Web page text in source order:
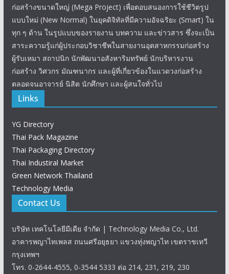
ก่อสร้างขนาดใหญ่ (Mega Project) เพื่อตอบสนองการใช้ชีวิตรูป
แบบใหม่ (New Normal) ในยุคดิจิทัลที่มีความอัจฉริยะ (Smart) ใน
ทุก ๆ ด้าน ในรูปแบบของรายงาน บทความ และข่าวสาร ซึ่งจะเป็น
สาระความรู้แก่ผู้ประกอบวิชาชีพในสายงานอุตสาหกรรมก่อสร้าง
ผู้รับเหมา สถาปนิก นักพัฒนาอสังหาริมทรัพย์ นักบริหารงาน
ก่อสร้าง วิศวกร มัณฑนากร และผู้ที่เกี่ยวข้องในแวดวงก่อสร้าง
ตลอดจนอาจารย์ นิสิต นักศึกษา และผู้สนใจทั่วไป
Links
YG Directory
Thai Pack Magazine
Thai Packaging Directory
Thai Industiral Market
Green Network Thailand
Technology Media
Contact Us
บริษัท เทคโนโลยีมีเดีย จำกัด | Technology Media Co., Ltd.
อาคารพญาไทเพลส ถนนศรีอยุธยา แขวงทุ่งพญาไท เขตราชเทวี
กรุงเทพฯ
โทร. 0-2644-4555, 0-3544 5333 ต่อ 214, 231, 219, 230